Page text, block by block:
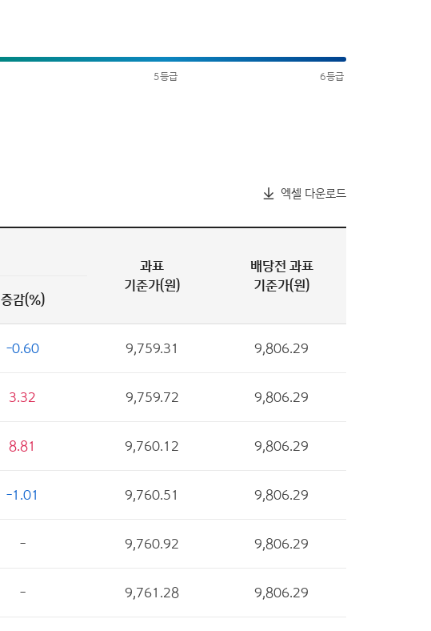
엑셀 다운로드
과표
기준가(원)
배당전 과표
기준가(원)
증감(%)
-0.60 9,759.31 9,806.29
3.32 9,759.72 9,806.29
8.81 9,760.12 9,806.29
-1.01 9,760.51 9,806.29
- 9,760.92 9,806.29
- 9,761.28 9,806.29